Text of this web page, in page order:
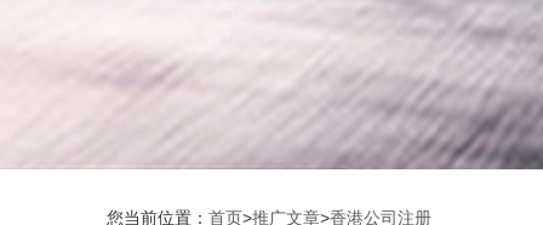
您当前位置： 首页>推广文章>香港公司注册